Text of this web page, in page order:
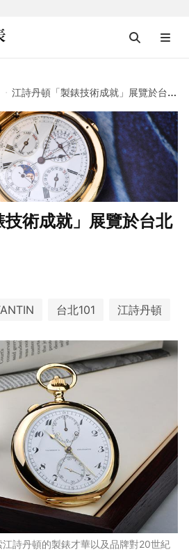
江詩丹頓「製錶技術成就」展覽於台北101舉辦
術成就」展覽於台北
台北101 江詩丹頓
江詩丹頓的製錶才華以及品牌對20世紀